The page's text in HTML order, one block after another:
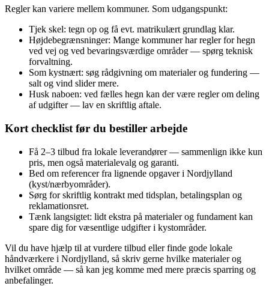
Regler kan variere mellem kommuner. Som udgangspunkt:
Tjek skel: tegn op og få evt. matrikulært grundlag klar.
Højdebegrænsninger: Mange kommuner har regler for hegn
ved vej og ved bevaringsværdige områder — spørg teknisk
forvaltning.
Som kystnært: søg rådgivning om materialer og fundering —
salt og vind slider mere.
Husk naboen: ved fælles hegn kan der være regler om deling
af udgifter — lav en skriftlig aftale.
Kort checklist før du bestiller arbejde
Få 2–3 tilbud fra lokale leverandører — sammenlign ikke kun
pris, men også materialevalg og garanti.
Bed om referencer fra lignende opgaver i Nordjylland
(kyst/nærbyområder).
Sørg for skriftlig kontrakt med tidsplan, betalingsplan og
reklamationsret.
Tænk langsigtet: lidt ekstra på materialer og fundament kan
spare dig for væsentlige udgifter i kystområder.
Vil du have hjælp til at vurdere tilbud eller finde gode lokale
håndværkere i Nordjylland, så skriv gerne hvilke materialer og
hvilket område — så kan jeg komme med mere præcis sparring og
anbefalinger.